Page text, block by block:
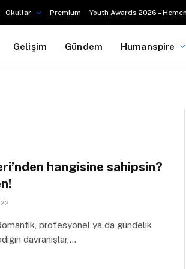
Okullar Premium Youth Awards 2026 –
Gelişim Gündem Humanspire
hangisine sahipsin?
profesyonel ya da gündelik
davranışlar,…